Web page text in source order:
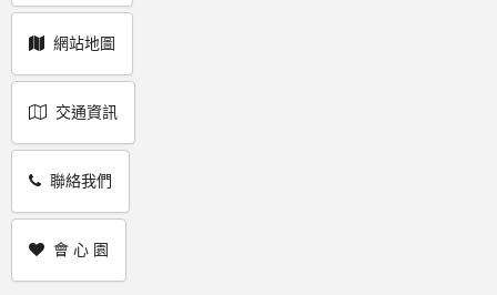
網站地圖
交通資訊
聯絡我們
會 心 園